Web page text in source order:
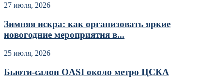
27 июля, 2026
Зимняя искра: как организовать яркие
новогодние мероприятия в...
25 июля, 2026
Бьюти-салон OASI около метро ЦСКА